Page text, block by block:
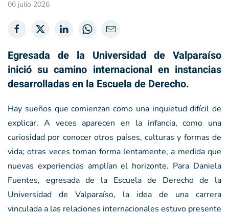
06 julio 2026
Egresada de la Universidad de Valparaíso
inició su camino internacional en instancias
desarrolladas en la Escuela de Derecho.
Hay sueños que comienzan como una inquietud difícil de
explicar. A veces aparecen en la infancia, como una
curiosidad por conocer otros países, culturas y formas de
vida; otras veces toman forma lentamente, a medida que
nuevas experiencias amplían el horizonte. Para Daniela
Fuentes, egresada de la Escuela de Derecho de la
Universidad de Valparaíso, la idea de una carrera
vinculada a las relaciones internacionales estuvo presente